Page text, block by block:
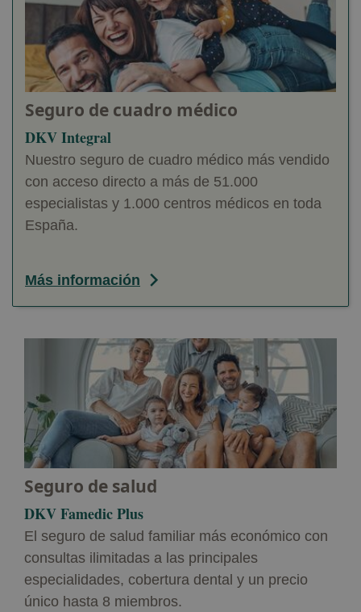
Seguro de cuadro médico
DKV Integral
Nuestro seguro de cuadro médico más vendido
con acceso directo a más de 51.000
especialistas y 1.000 centros médicos en toda
España.
Más información
Seguro de salud
DKV Famedic Plus
El seguro de salud familiar más económico con
consultas ilimitadas a las principales
especialidades, cobertura dental y un precio
único hasta 8 miembros.